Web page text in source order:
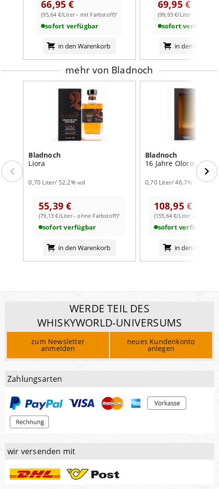
würzigen Aromen, ideal für Genießer und Sammler.
Entdecken Sie den eleganten und authentischen
Geschmack des Bladnoch 13 Jahre.
Handwerkskunst eines Whiskys, der ohne Kühlfiltration
weiterlesen auf der Markenseite von Bladnoch
66,95 €
(95,64 €/Liter - mit Farbstoff)¹
sofort verfügbar
in den Warenkorb
69,95 €
(99,93 €/Liter - mit
sofort verfügbar
in den
mehr von Bladnoch
Bladnoch
Liora
0,70 Liter/ 52.2% vol
55,39 €
(79,13 €/Liter - ohne Farbstoff)¹
sofort verfügbar
in den Warenkorb
Bladnoch
16 Jahre Oloroso
0,70 Liter/ 46.7% vol
108,95 €
(155,64 €/Liter - ohne
sofort verfügbar
in den
WERDE TEIL DES
WHISKYWORLD-UNIVERSUMS
zum Newsletter
anmelden
neues Kundenkonto
anlegen
Zahlungsarten
wir versenden mit